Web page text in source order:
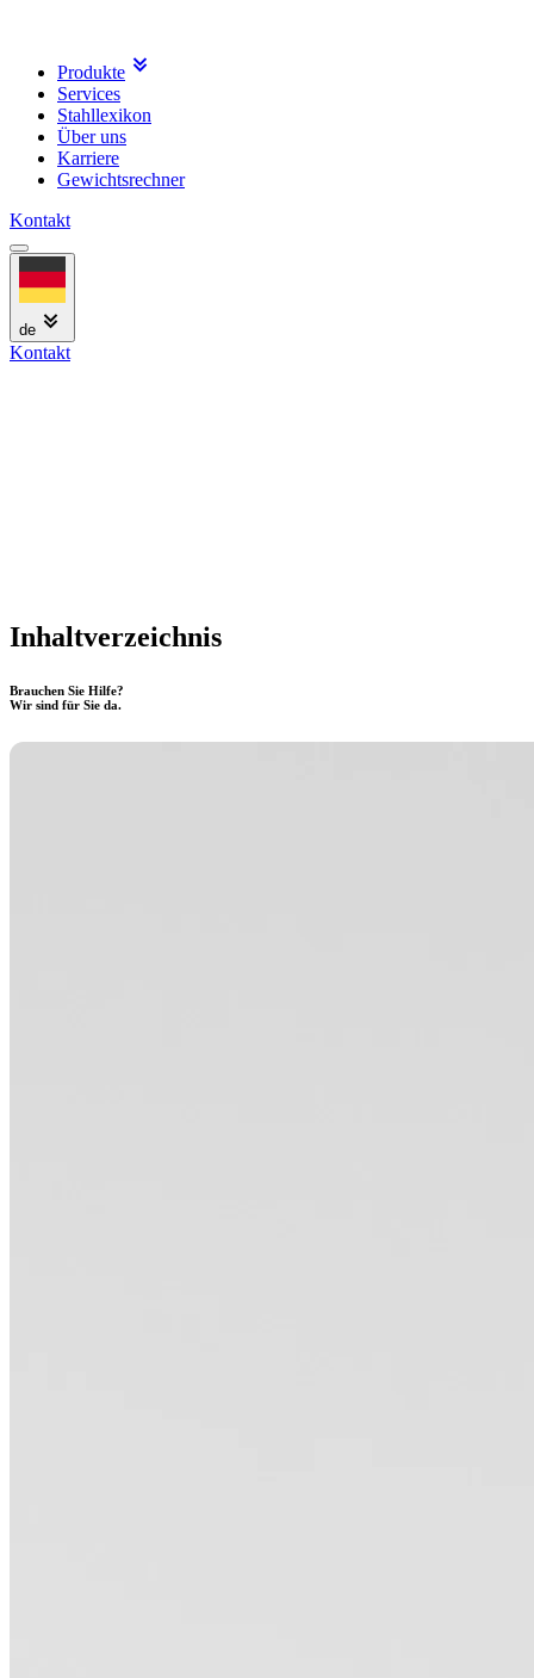
Produkte
Services
Stahllexikon
Über uns
Karriere
Gewichtsrechner
Kontakt
de
Kontakt
Inhaltverzeichnis
Brauchen Sie Hilfe?
Wir sind für Sie da.